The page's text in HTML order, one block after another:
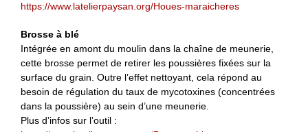
https://www.latelierpaysan.org/Houes-maraicheres
Brosse à blé
Intégrée en amont du moulin dans la chaîne de meunerie,
cette brosse permet de retirer les poussières fixées sur la
surface du grain. Outre l’effet nettoyant, cela répond au
besoin de régulation du taux de mycotoxines (concentrées
dans la poussière) au sein d’une meunerie.
Plus d’infos sur l’outil :